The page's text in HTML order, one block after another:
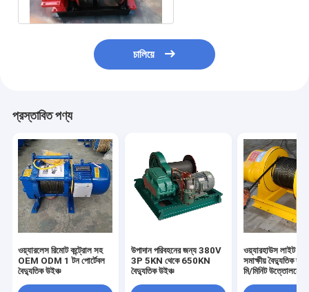
চালিয়ে
প্রস্তাবিত পণ্য
ওয়্যারলেস রিমোট কন্ট্রোল সহ
OEM ODM 1 টন পোর্টেবল
বৈদ্যুতিক উইঞ্চ
উপাদান পরিবহনের জন্য 380V
3P 5KN থেকে 650KN
বৈদ্যুতিক উইঞ্চ
ওয়্যারহাউস লাইট
সমাক্ষীয় বৈদ্যুতিক
মি/মিনিট উত্তোলনের